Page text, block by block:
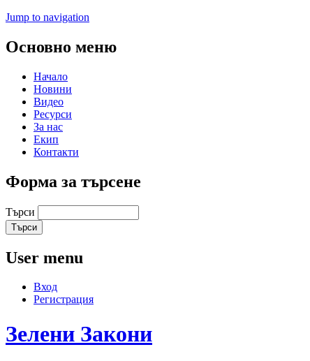
Jump to navigation
Основно меню
Начало
Новини
Видео
Ресурси
За нас
Екип
Контакти
Форма за търсене
Търси
User menu
Вход
Регистрация
Зелени Закони